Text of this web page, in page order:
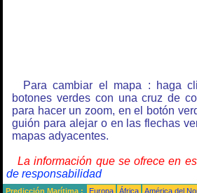
Para cambiar el mapa : haga
botones verdes con una cruz de
para hacer un zoom, en el botón
guión para alejar o en las flechas
mapas adyacentes.
La información que se ofrece en
de responsabilidad
Predicción Marítima : Europa África América del